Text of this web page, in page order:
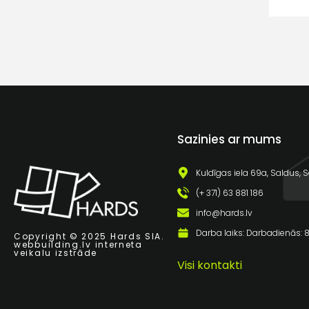
Copyright © 2025 Hards SIA.
webbuilding.lv interneta
veikalu izstrāde
Sazinies ar mums
Kuldīgas iela 69a, Saldus,
(+ 371) 63 881 186
info@hards.lv
Darba laiks: Darbadienās:
Visi kontakti